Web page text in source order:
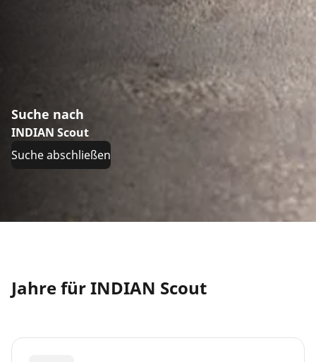
Suche nach
INDIAN Scout
Suche abschließen
Jahre für INDIAN Scout